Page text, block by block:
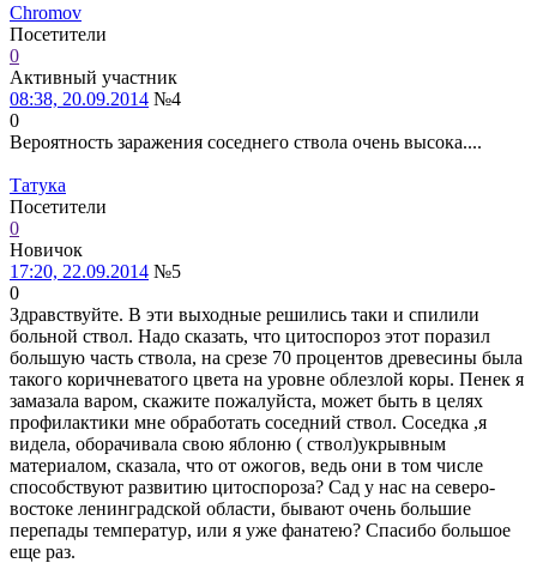
Chromov
Посетители
0
Активный участник
08:38, 20.09.2014 №4
0
Вероятность заражения соседнего ствола очень высока....
Татука
Посетители
0
Новичок
17:20, 22.09.2014 №5
0
Здравствуйте. В эти выходные решились таки и спилили
больной ствол. Надо сказать, что цитоспороз этот поразил
большую часть ствола, на срезе 70 процентов древесины была
такого коричневатого цвета на уровне облезлой коры. Пенек я
замазала варом, скажите пожалуйста, может быть в целях
профилактики мне обработать соседний ствол. Соседка ,я
видела, оборачивала свою яблоню ( ствол)укрывным
материалом, сказала, что от ожогов, ведь они в том числе
способствуют развитию цитоспороза? Сад у нас на северо-
востоке ленинградской области, бывают очень большие
перепады температур, или я уже фанатею? Спасибо большое
еще раз.